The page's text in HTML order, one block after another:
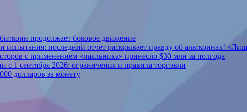
продолжает боковое движение
последний отчет раскрывает правду об альткоинах!
с применением «паяльника» принесло $30 млн за полгода
с 1 сентября 2026: ограничения и правила торговли
долларов за монету